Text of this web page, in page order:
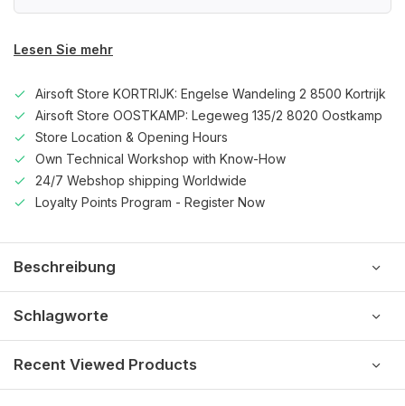
Lesen Sie mehr
Airsoft Store KORTRIJK: Engelse Wandeling 2 8500 Kortrijk
Airsoft Store OOSTKAMP: Legeweg 135/2 8020 Oostkamp
Store Location & Opening Hours
Own Technical Workshop with Know-How
24/7 Webshop shipping Worldwide
Loyalty Points Program - Register Now
Beschreibung
Schlagworte
Recent Viewed Products